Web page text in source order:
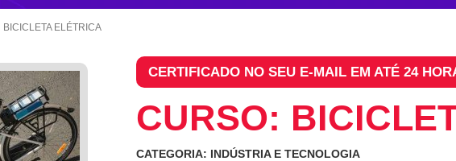
BICICLETA ELÉTRICA
CERTIFICADO NO SEU E-MAIL EM ATÉ 24
CURSO:
CATEGORIA: INDÚSTRIA E TECNOLOGIA